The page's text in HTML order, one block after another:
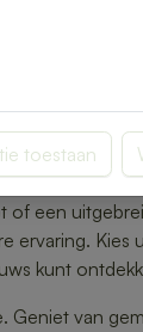
Laat je lunch
Of je nu op
een
en warme
wordt
of een
ervaring. Kies
kunt
Geniet van
toestaan